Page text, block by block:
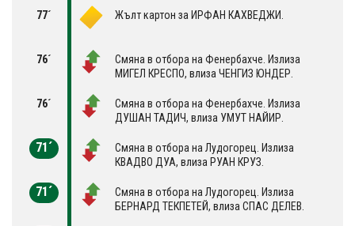
77´ Жълт картон за ИРФАН КАХВЕДЖИ.
76´
Смяна в отбора на Фенербахче. Излиза
МИГЕЛ КРЕСПО, влиза ЧЕНГИЗ ЮНДЕР.
76´
Смяна в отбора на Фенербахче. Излиза
ДУШАН ТАДИЧ, влиза УМУТ НАЙИР.
71´
Смяна в отбора на Лудогорец. Излиза
КВАДВО ДУА, влиза РУАН КРУЗ.
71´
Смяна в отбора на Лудогорец. Излиза
БЕРНАРД ТЕКПЕТЕЙ, влиза СПАС ДЕЛЕВ.